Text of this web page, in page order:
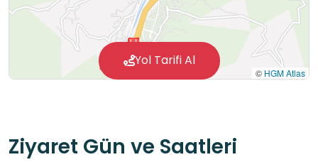
© HGM Atlas
Yol Tarifi Al
Ziyaret Gün ve Saatleri